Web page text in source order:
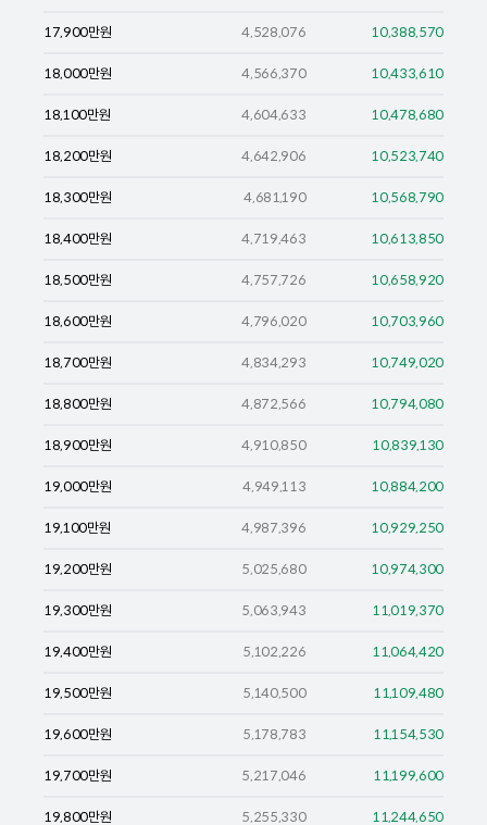
17,900만원 4,528,076 10,388,570
18,000만원 4,566,370 10,433,610
18,100만원 4,604,633 10,478,680
18,200만원 4,642,906 10,523,740
18,300만원 4,681,190 10,568,790
18,400만원 4,719,463 10,613,850
18,500만원 4,757,726 10,658,920
18,600만원 4,796,020 10,703,960
18,700만원 4,834,293 10,749,020
18,800만원 4,872,566 10,794,080
18,900만원 4,910,850 10,839,130
19,000만원 4,949,113 10,884,200
19,100만원 4,987,396 10,929,250
19,200만원 5,025,680 10,974,300
19,300만원 5,063,943 11,019,370
19,400만원 5,102,226 11,064,420
19,500만원 5,140,500 11,109,480
19,600만원 5,178,783 11,154,530
19,700만원 5,217,046 11,199,600
19,800만원 5,255,330 11,244,650